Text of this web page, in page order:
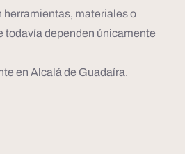
herramientas, materiales o
todavía dependen únicamente
en Alcalá de Guadaíra.